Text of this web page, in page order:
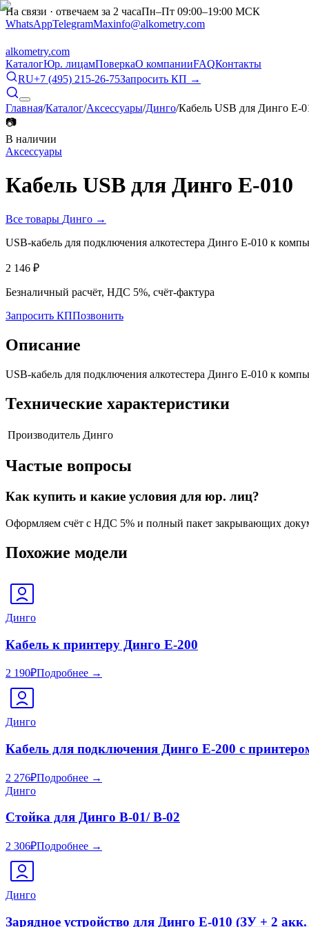
На связи · отвечаем за 2 часаПн–Пт 09:00–19:00 МСК
WhatsAppTelegramMaxinfo@alkometry.com
alkometry.com
КаталогЮр. лицамПоверкаО компанииFAQКонтакты
RU+7 (495) 215-26-75Запросить КП →
Главная/Каталог/Аксессуары/Динго/Кабель USB для Динго Е-
📷
В наличии
Аксессуары
Кабель USB для Динго Е-010
Все товары Динго →
USB-кабель для подключения алкотестера Динго Е-010 к
2 146 ₽
Безналичный расчёт, НДС 5%, счёт-фактура
Запросить КППозвонить
Описание
USB-кабель для подключения алкотестера Динго Е-010 к
Технические характеристики
Производитель Динго
Частые вопросы
Как купить и какие условия для юр. лиц?
Оформляем счёт с НДС 5% и полный пакет закрывающих
Похожие модели
Динго
Кабель к принтеру Динго Е-200
2 190₽Подробнее →
Динго
Кабель для подключения Динго Е-200 с
2 276₽Подробнее →
Динго
Стойка для Динго В-01/ В-02
2 306₽Подробнее →
Динго
Зарядное устройство для Динго Е-010 (ЗУ + 2